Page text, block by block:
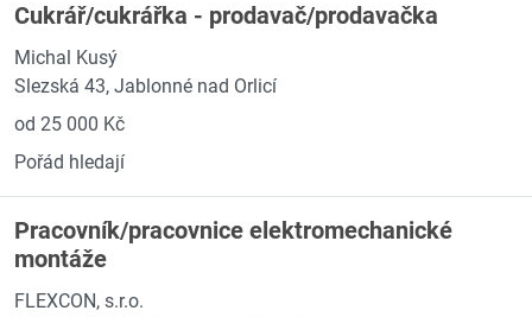
Cukrář/cukrářka - prodavač/prodavačka
Michal Kusý
Slezská 43, Jablonné nad Orlicí
od 25 000 Kč
Pořád hledají
Pracovník/pracovnice elektromechanické
montáže
FLEXCON, s.r.o.